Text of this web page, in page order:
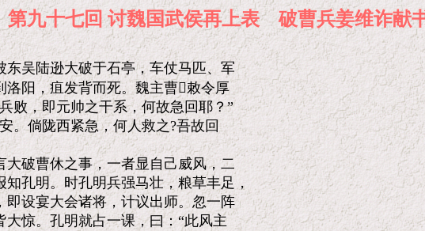
第九十七回 讨魏国武侯再上表 破曹兵姜
吴陆逊大破于石亭，车仗马匹、军
阳，疽发背而死。魏主曹敕令厚
败，即元帅之干系，何故急回耶？”
。倘陇西紧急，何人救之?吾故回
破曹休之事，一者显自己威风，二
孔明。时孔明兵强马壮，粮草丰足，
设宴大会诸将，计议出师。忽一阵
惊。孔明就占一课，曰：“此风主